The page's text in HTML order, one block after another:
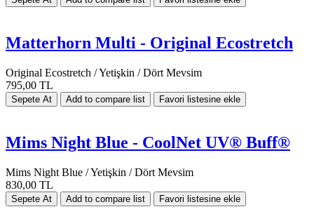
Matterhorn Multi - Original Ecostretch
Original Ecostretch / Yetişkin / Dört Mevsim
795,00 TL
Mims Night Blue - CoolNet UV® Buff®
Mims Night Blue / Yetişkin / Dört Mevsim
830,00 TL